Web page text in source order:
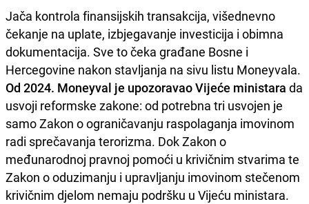
Jača kontrola finansijskih transakcija, višednevno
čekanje na uplate, izbjegavanje investicija i obimna
dokumentacija. Sve to čeka građane Bosne i
Hercegovine nakon stavljanja na sivu listu Moneyvala.
Od 2024. Moneyval je upozoravao Vijeće ministara da
usvoji reformske zakone: od potrebna tri usvojen je
samo Zakon o ograničavanju raspolaganja imovinom
radi sprečavanja terorizma. Dok Zakon o
međunarodnoj pravnoj pomoći u krivičnim stvarima te
Zakon o oduzimanju i upravljanju imovinom stečenom
krivičnim djelom nemaju podršku u Vijeću ministara.